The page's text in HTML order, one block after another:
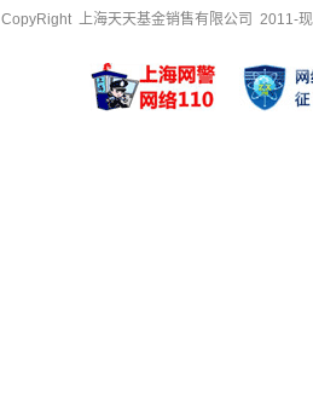
CopyRight 上海天天基金销售有限公司 2011-